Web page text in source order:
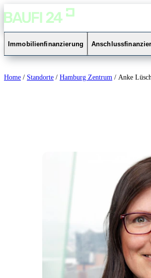
Immobilienfinanzierung
Home / Standorte / Hamburg Zentrum / Anke